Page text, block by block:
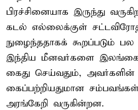
பிரச்சினையாக இருந்து
கடல் எல்லைக்குள்
நுழைந்ததாகக் கூறப்படும்
இந்திய மீனவர்களை இலங்கை
கைது செய்வதும், அவர்களின்
கைப்பற்றியதுமான
அரங்கேறி வருகின்றன.